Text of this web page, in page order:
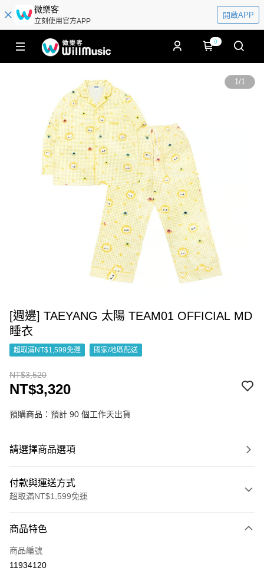
微樂客
立刻使用官方APP
開啟APP
0
1/1
[週邊] TAEYANG 太陽 TEAM01 OFFICIAL MD
睡衣
超取滿NT$1,599免運 國家/地區配送
NT$3,520
NT$3,320
預購商品：預計 90 個工作天出貨
請選擇商品選項
付款與運送方式
超取滿NT$1,599免運
信用卡一次付款
超商取貨付款
商品特色
商品編號
11934120